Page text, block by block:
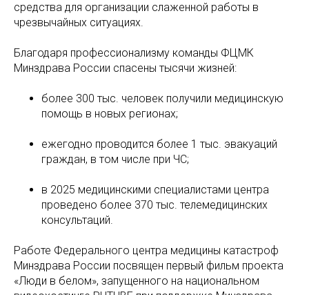
средства для организации слаженной работы в
чрезвычайных ситуациях.
Благодаря профессионализму команды ФЦМК
Минздрава России спасены тысячи жизней:
более 300 тыс. человек получили медицинскую
помощь в новых регионах;
ежегодно проводится более 1 тыс. эвакуаций
граждан, в том числе при ЧС;
в 2025 медицинскими специалистами центра
проведено более 370 тыс. телемедицинских
консультаций.
Работе Федерального центра медицины катастроф
Минздрава России посвящен первый фильм проекта
«Люди в белом», запущенного на национальном